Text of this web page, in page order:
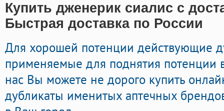
Купить дженерик сиалис с
Быстрая доставка по России
Для хорошей потенции действующие
применяемые для поднятия потенции
нас Вы можете не дорого купить
дубликаты именитых аптечных